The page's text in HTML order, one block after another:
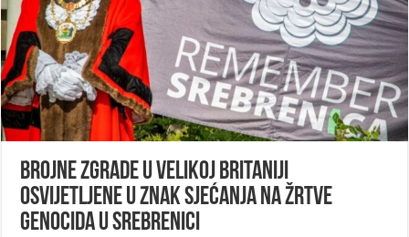
Brojne zgrade u Velikoj Britaniji
osvijetljene u znak sjećanja na žrtve
genocida u Srebrenici